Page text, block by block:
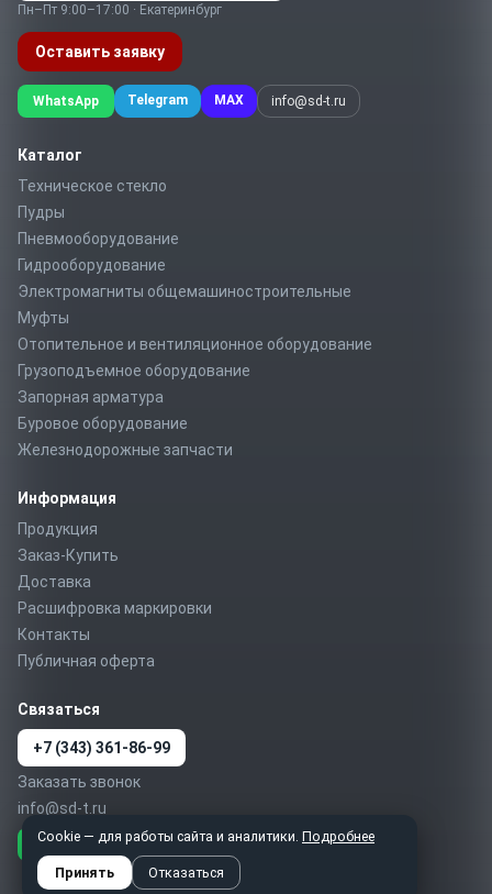
Пн–Пт 9:00–17:00 · Екатеринбург
Оставить заявку
WhatsApp Telegram MAX info@sd-t.ru
Каталог
Техническое стекло
Пудры
Пневмооборудование
Гидрооборудование
Электромагниты общемашиностроительные
Муфты
Отопительное и вентиляционное оборудование
Грузоподъемное оборудование
Запорная арматура
Буровое оборудование
Железнодорожные запчасти
Информация
Продукция
Заказ-Купить
Доставка
Расшифровка маркировки
Контакты
Публичная оферта
Связаться
+7 (343) 361-86-99
Заказать звонок
info@sd-t.ru
WhatsApp Telegram MAX
Cookie — для работы сайта и аналитики. Подробнее
Принять Отказаться